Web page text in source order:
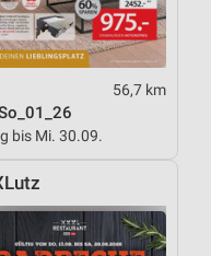
56,7 km
bis Mi. 30.09.